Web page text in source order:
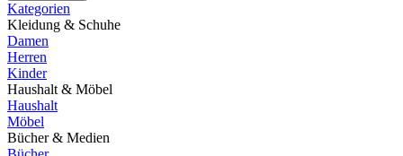
Kategorien
Kleidung & Schuhe
Damen
Herren
Kinder
Haushalt & Möbel
Haushalt
Möbel
Bücher & Medien